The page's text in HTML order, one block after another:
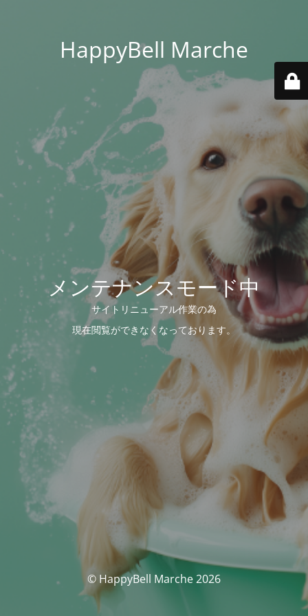
HappyBell Marche
メンテナンスモード中
サイトリニューアル作業の為
現在閲覧ができなくなっております。
© HappyBell Marche 2026